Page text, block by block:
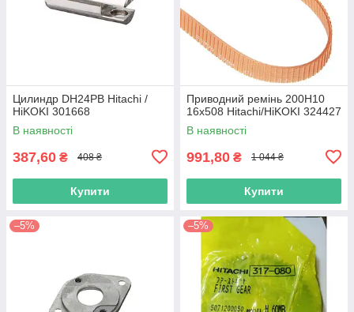
Цилиндр DH24PB Hitachi /
HiKOKI 301668
В наявності
387,60 ₴ 408 ₴
Купити
Приводний ремінь 200Н10
16х508 Hitachi/HiKOKI 324427
В наявності
991,80 ₴ 1 044 ₴
Купити
–5% –5%